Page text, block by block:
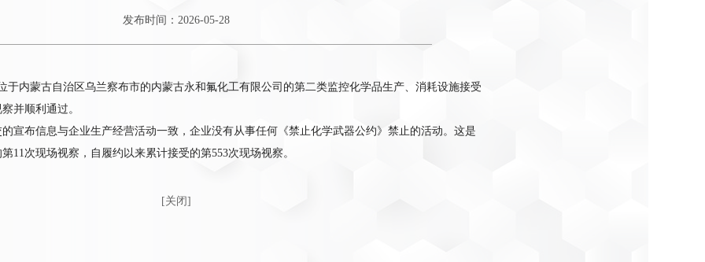
发布时间：2026-05-28
于内蒙古自治区乌兰察布市的内蒙古永和氟化工有限公司的第二类监控化学品生产、消耗设施接受
并顺利通过。
宣布信息与企业生产经营活动一致，企业没有从事任何《禁止化学武器公约》禁止的活动。这是
11次现场视察，自履约以来累计接受的第553次现场视察。
[关闭]